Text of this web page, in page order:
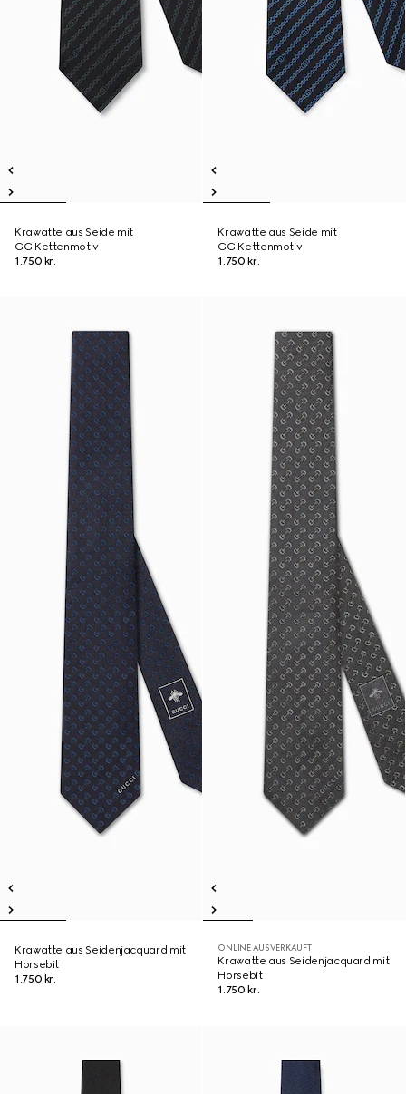
Krawatte aus Seide mit
GG Kettenmotiv
1.750 kr.
Krawatte aus Seide mit
GG Kettenmotiv
1.750 kr.
Krawatte aus Seidenjacquard mit
Horsebit
1.750 kr.
ONLINE AUSVERKAUFT
Krawatte aus Seidenjacquard mit
Horsebit
1.750 kr.